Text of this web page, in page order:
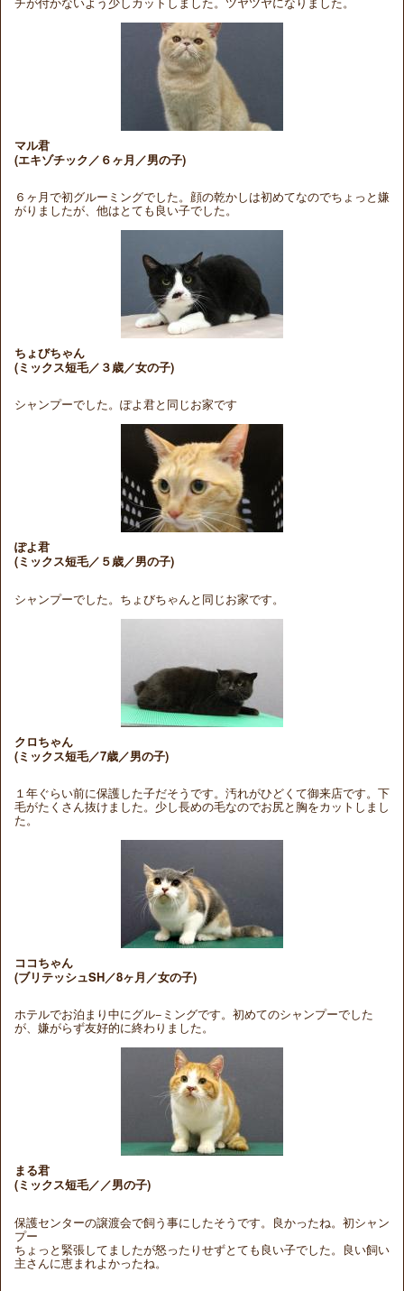
マル君
(エキゾチック／６ヶ月／男の子)
６ヶ月で初グルーミングでした。顔の乾かしは初めてなのでちょっと嫌
がりましたが、他はとても良い子でした。
ちょびちゃん
(ミックス短毛／３歳／女の子)
シャンプーでした。ぽよ君と同じお家です
ぽよ君
(ミックス短毛／５歳／男の子)
シャンプーでした。ちょびちゃんと同じお家です。
クロちゃん
(ミックス短毛／7歳／男の子)
１年ぐらい前に保護した子だそうです。汚れがひどくて御来店です。下
毛がたくさん抜けました。少し長めの毛なのでお尻と胸をカットしまし
た。
ココちゃん
(ブリテッシュSH／8ヶ月／女の子)
ホテルでお泊まり中にグル−ミングです。初めてのシャンプーでした
が、嫌がらず友好的に終わりました。
まる君
(ミックス短毛／／男の子)
保護センターの譲渡会で飼う事にしたそうです。良かったね。初シャン
プー
ちょっと緊張してましたが怒ったりせずとても良い子でした。良い飼い
主さんに恵まれよかったね。